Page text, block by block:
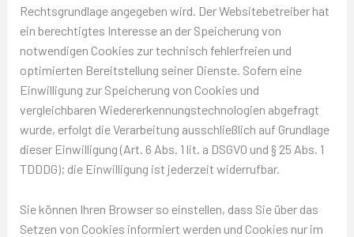
Rechtsgrundlage angegeben wird. Der Websitebetreiber hat
ein berechtigtes Interesse an der Speicherung von
notwendigen Cookies zur technisch fehlerfreien und
optimierten Bereitstellung seiner Dienste. Sofern eine
Einwilligung zur Speicherung von Cookies und
vergleichbaren Wiedererkennungstechnologien abgefragt
wurde, erfolgt die Verarbeitung ausschließlich auf Grundlage
dieser Einwilligung (Art. 6 Abs. 1 lit. a DSGVO und § 25 Abs. 1
TDDDG); die Einwilligung ist jederzeit widerrufbar.
Sie können Ihren Browser so einstellen, dass Sie über das
Setzen von Cookies informiert werden und Cookies nur im